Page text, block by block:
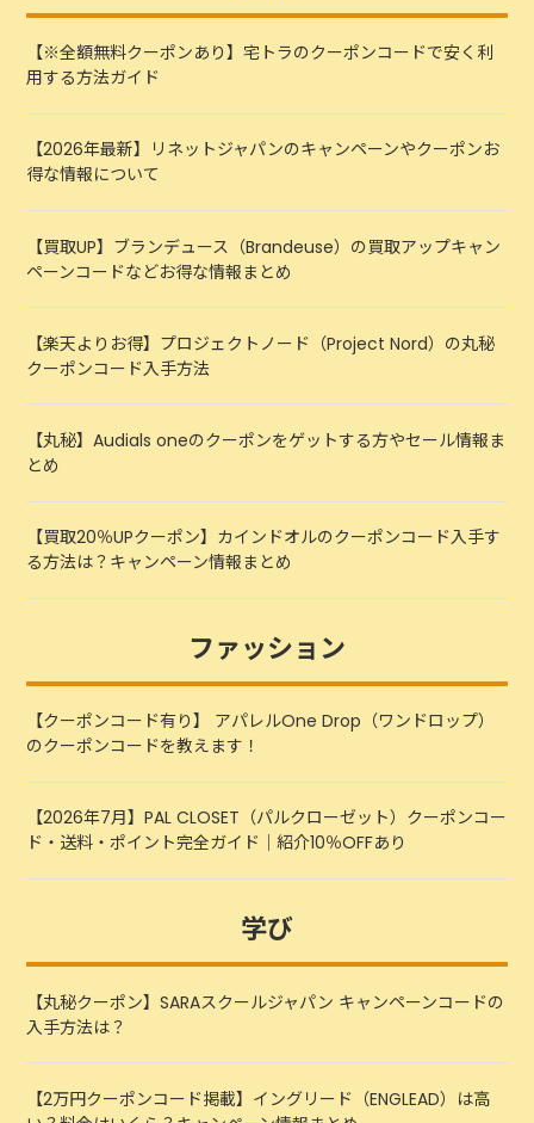
【※全額無料クーポンあり】宅トラのクーポンコードで安く利
用する方法ガイド
【2026年最新】リネットジャパンのキャンペーンやクーポンお
得な情報について
【買取UP】ブランデュース（Brandeuse）の買取アップキャン
ペーンコードなどお得な情報まとめ
【楽天よりお得】プロジェクトノード（Project Nord）の丸秘
クーポンコード入手方法
【丸秘】Audials oneのクーポンをゲットする方やセール情報ま
とめ
【買取20％UPクーポン】カインドオルのクーポンコード入手す
る方法は？キャンペーン情報まとめ
ファッション
【クーポンコード有り】 アパレルOne Drop（ワンドロップ）
のクーポンコードを教えます！
【2026年7月】PAL CLOSET（パルクローゼット）クーポンコー
ド・送料・ポイント完全ガイド｜紹介10％OFFあり
学び
【丸秘クーポン】SARAスクールジャパン キャンペーンコードの
入手方法は？
【2万円クーポンコード掲載】イングリード（ENGLEAD）は高